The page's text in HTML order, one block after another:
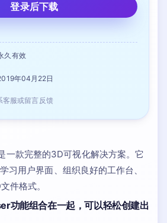
登录后下载
久有效
年04月22日
客服或留言反馈
一款完整的3D可视化解决方案。它
习用户界面、组织良好的工作台、
件格式。
功能组合在一起，可以轻松创建出